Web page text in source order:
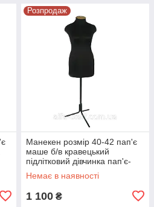
Розпродаж
Манекен розмір 40-42 пап'є
маше б/в кравецький
підлітковий дівчинка пап'є-
маше на ніжці
Немає в наявності
1 100 ₴